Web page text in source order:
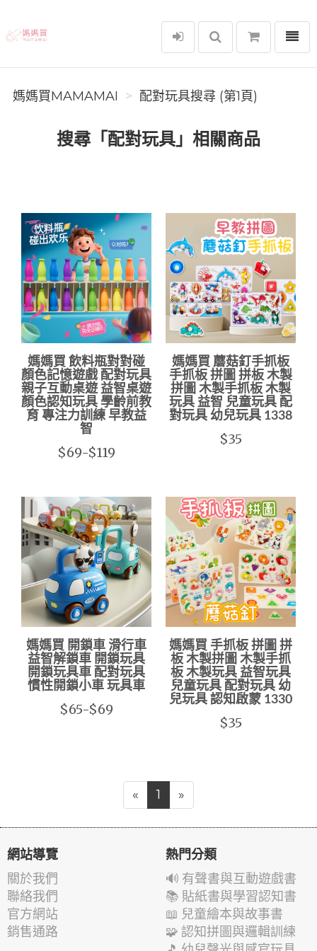
媽媽買MAMAMAI
選單
媽媽買MAMAMAI 配對玩具搜尋 (第1頁)
搜尋「配對玩具」相關商品
媽媽買 飲料瓶對對碰
顏色記憶遊戲 配對玩具
親子互動桌遊 益智桌遊
顏色認知玩具 學齡前教
育 專注力訓練 早教益
智
$69-$119
媽媽買 蘑菇釘手抓板
手抓板 拼圖 拼板 木製
拼圖 木製手抓板 木製
玩具 益智 兒童玩具 配
對玩具 幼兒玩具 1338
$35
媽媽買 開鎖車 滑行車
益智解鎖車 開鎖玩具
開鎖玩具車 配對玩具
慣性開鎖小車 玩具車
$65-$69
媽媽買 手抓板 拼圖 拼
板 木製拼圖 木製手抓
板 木製玩具 益智玩具
兒童玩具 配對玩具 幼
兒玩具 認知啟蒙 1330
$35
« 1 »
網站導覽
關於我們
聯絡我們
官方網站
銷售通路
熱門分類
🔊 有聲書與互動遊戲書
📚 貼紙書與學習認知書
📖 兒童繪本與故事書
🧩 認知拼圖與邏輯訓練